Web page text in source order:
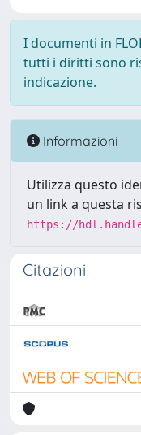
I documenti in
tutti i diritti sono
indicazione.
Informazioni
Utilizza questo
un link a questa
https://
Citazioni